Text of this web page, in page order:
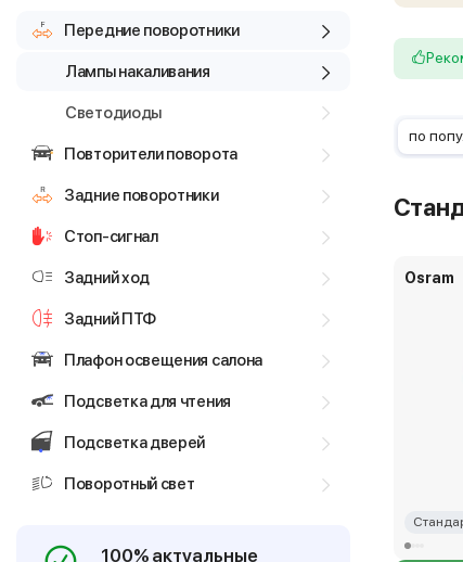
Передние поворотники
Лампы накаливания
Светодиоды
Повторители поворота
Задние поворотники
Стоп-сигнал
Задний ход
Задний ПТФ
Плафон освещения салона
Подсветка для чтения
Подсветка дверей
Поворотный свет
100% актуальные
по
Osram